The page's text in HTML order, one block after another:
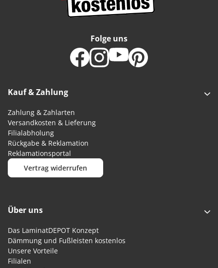
Kauf & Zahlung
Zahlung & Zahlarten
Versandkosten & Lieferung
Filialabholung
Rückgabe & Reklamation
Reklamationsportal
Vertrag widerrufen
Folge uns
Über uns
Das LaminatDEPOT Konzept
Dämmung und Fußleisten kostenlos
Unsere Vorteile
Filialen